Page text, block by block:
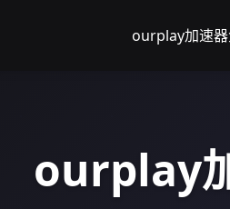
ourplay加速
ourplay